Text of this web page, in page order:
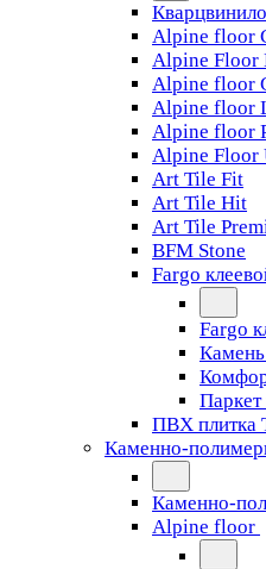
Alpine floor
Alpine Floor
Alpine floor
Alpine floor
Alpine floor
Alpine Floor
Art Tile Fit
Art Tile Hit
Art Tile
BFM Stone
Fargo
Fargo
Паркет
ПВХ плитка
Каменно-
Каменно-
Alpine floor